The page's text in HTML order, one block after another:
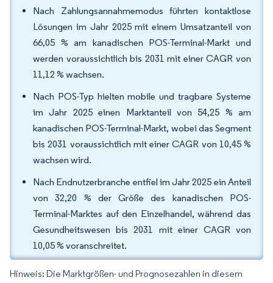
Nach Zahlungsannahmemodus führten kontaktlose
Lösungen im Jahr 2025 mit einem Umsatzanteil von
66,05 % am kanadischen POS-Terminal-Markt und
werden voraussichtlich bis 2031 mit einer CAGR von
11,12 % wachsen.
Nach POS-Typ hielten mobile und tragbare Systeme
im Jahr 2025 einen Marktanteil von 54,25 % am
kanadischen POS-Terminal-Markt, wobei das Segment
bis 2031 voraussichtlich mit einer CAGR von 10,45 %
wachsen wird.
Nach Endnutzerbranche entfiel im Jahr 2025 ein Anteil
von 32,20 % der Größe des kanadischen POS-
Terminal-Marktes auf den Einzelhandel, während das
Gesundheitswesen bis 2031 mit einer CAGR von
10,05 % voranschreitet.
Hinweis: Die Marktgrößen- und Prognosezahlen in diesem